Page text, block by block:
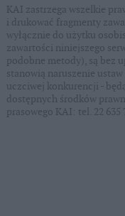
KAI zastrzega wszelkie
i drukować fragmenty
wyłącznie do użytku
zawartości niniejszego
podobne metody), są bez
stanowią naruszenie
uczciwej konkurencji -
dostępnych środków
prasowego KAI: tel. 22